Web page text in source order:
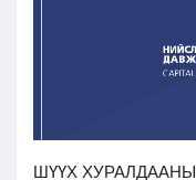
ШҮҮХ ХУРАЛДААНЫ